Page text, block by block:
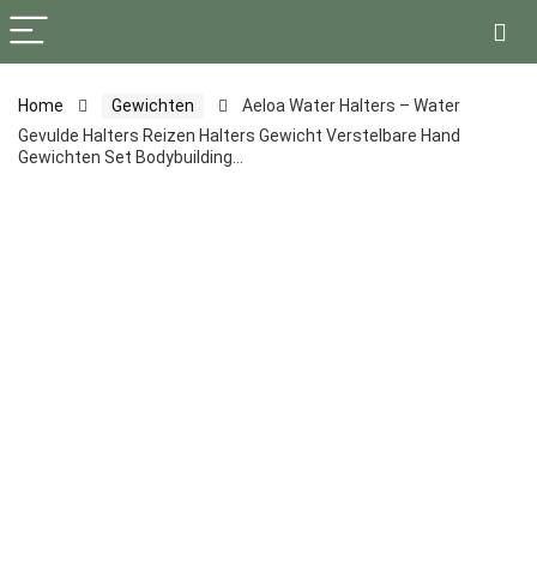
Home Gewichten
Aeloa Water Halters – Water
Gevulde Halters Reizen Halters Gewicht Verstelbare Hand
Gewichten Set Bodybuilding…